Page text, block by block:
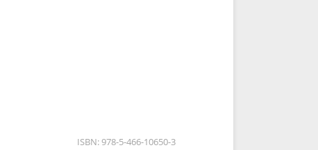
ISBN: 978-5-466-10650-3